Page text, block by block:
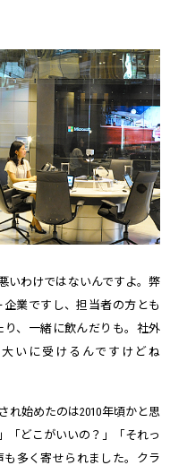
いわけではないんですよ。弊
業ですし、担当者の方とも
、一緒に飲んだりも。社外
いに受けるんですけどね
れ始めたのは2010年頃かと思
「どこがいいの？」「それっ
多く寄せられました。クラ